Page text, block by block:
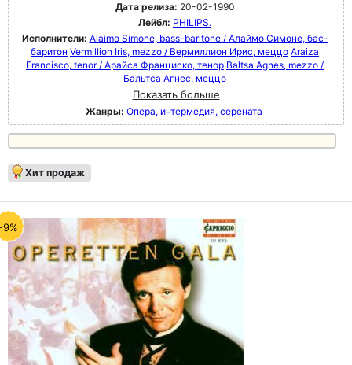
Дата релиза: 20-02-1990
Лейбл: PHILIPS.
Исполнители: Alaimo Simone, bass-baritone / Алаймо Симоне, бас-
баритон Vermillion Iris, mezzo / Вермиллион Ирис, меццо Araiza
Francisco, tenor / Арайса Франциско, тенор Baltsa Agnes, mezzo /
Бальтса Агнес, меццо
Показать больше
Жанры: Опера, интермедия, серената
Хит продаж
9%